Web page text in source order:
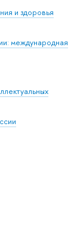
и здоровья
международная